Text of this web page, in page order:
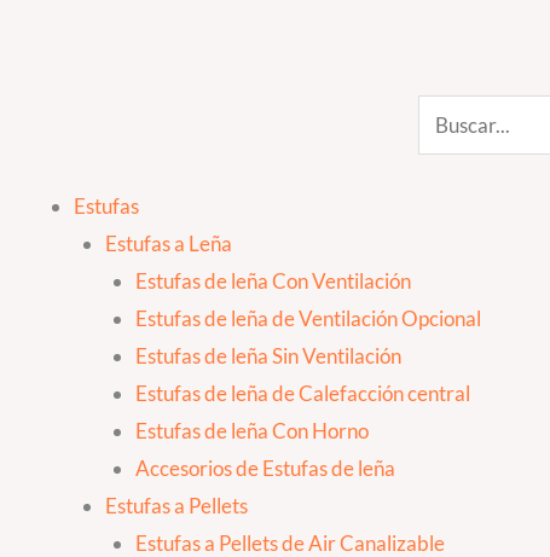
Search
Estufas
Estufas a Leña
Estufas de leña Con Ventilación
Estufas de leña de Ventilación Opcional
Estufas de leña Sin Ventilación
Estufas de leña de Calefacción central
Estufas de leña Con Horno
Accesorios de Estufas de leña
Estufas a Pellets
Estufas a Pellets de Air Canalizable